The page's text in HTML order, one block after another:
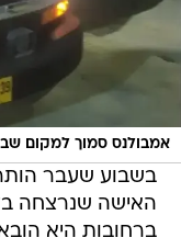
אמבולנס סמוך למקום
בשבוע שעבר הותר
האישה שנרצחה
ברחובות היא